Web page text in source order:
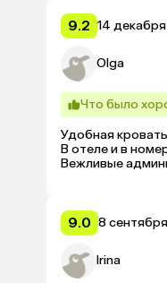
9.2 14
Olga
Что было
Удобная
В отеле и в
Вежливые
9.0 8
Irina